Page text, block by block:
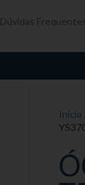
Dúvidas
Início